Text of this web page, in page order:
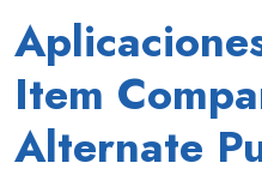
Item
Alternate